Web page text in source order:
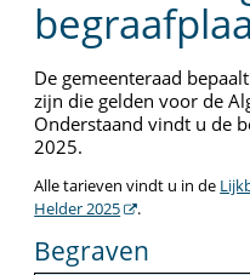
De gemeenteraad
zijn die gelden voor de
Onderstaand vindt u de
2025.
Alle tarieven vindt u in de
Helder 2025
.
Begraven